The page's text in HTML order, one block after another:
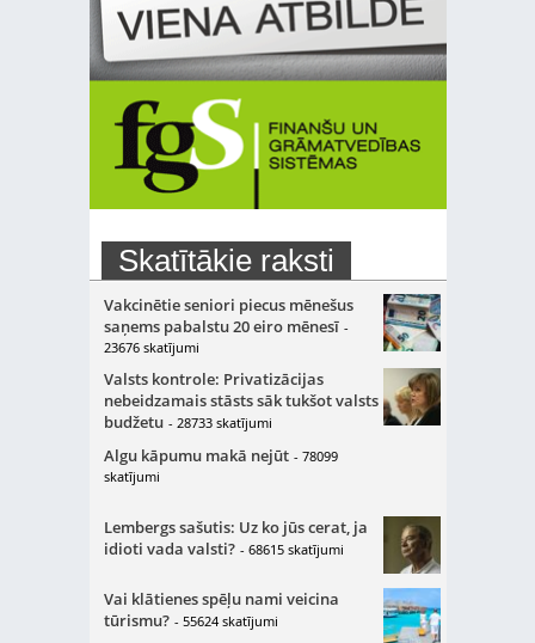
Skatītākie raksti
Vakcinētie seniori piecus mēnešus
saņems pabalstu 20 eiro mēnesī -
23676 skatījumi
Valsts kontrole: Privatizācijas
nebeidzamais stāsts sāk tukšot valsts
budžetu - 28733 skatījumi
Algu kāpumu makā nejūt - 78099
skatījumi
Lembergs sašutis: Uz ko jūs cerat, ja
idioti vada valsti? - 68615 skatījumi
Vai klātienes spēļu nami veicina
tūrismu? - 55624 skatījumi